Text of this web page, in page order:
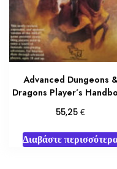
Advanced Dungeons
Dragons Player’s
55,25€
Διαβάστε